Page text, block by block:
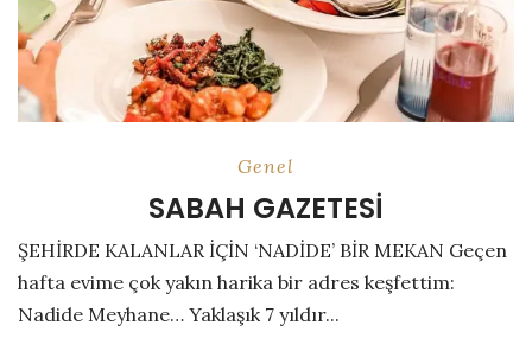
Genel
SABAH GAZETESİ
ŞEHİRDE KALANLAR İÇİN ‘NADİDE’ BİR MEKAN Geçen
hafta evime çok yakın harika bir adres keşfettim:
Nadide Meyhane… Yaklaşık 7 yıldır...